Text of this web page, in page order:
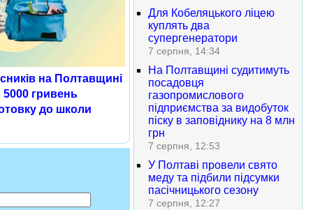
на Полтавщині
гривень
до школи
Для Кобеляцького ліцею
куплять два
супергенератори
7 серпня, 14:34
На Полтавщині судитимуть
посадовця
газопромислового
підприємства за видобуток
піску в заповіднику на 8 млн
грн
7 серпня, 12:53
У Полтаві провели свято
меду та підбили підсумки
пасічницького сезону
7 серпня, 12:27